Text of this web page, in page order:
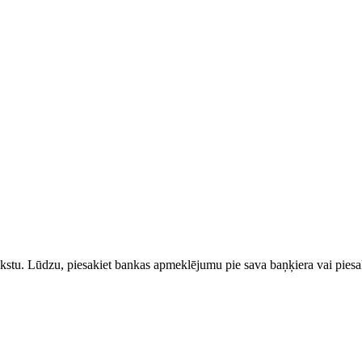
Lūdzu, piesakiet bankas apmeklējumu pie sava baņķiera vai